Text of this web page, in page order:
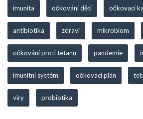
imunita očkování dětí očkovací
antibiotika zdraví mikrobiom
očkování proti tetanu pandemie
imunitní systém očkovací plán
viry probiotika